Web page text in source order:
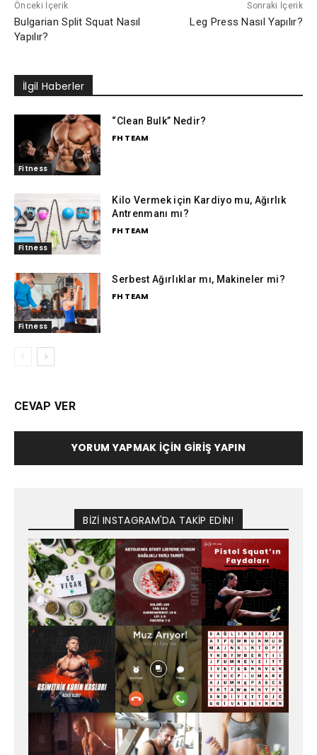
Önceki İçerik
Bulgarian Split Squat Nasıl
Yapılır?
Sonraki İçerik
Leg Press Nasıl Yapılır?
İlgil Haberler
Fitness
“Clean Bulk” Nedir?
FH TEAM
Fitness
Kilo Vermek için Kardiyo mu, Ağırlık
Antrenmanı mı?
FH TEAM
Fitness
Serbest Ağırlıklar mı, Makineler mi?
FH TEAM
CEVAP VER
YORUM YAPMAK İÇIN GIRIŞ YAPIN
BİZİ INSTAGRAM'DA TAKİP EDİN!